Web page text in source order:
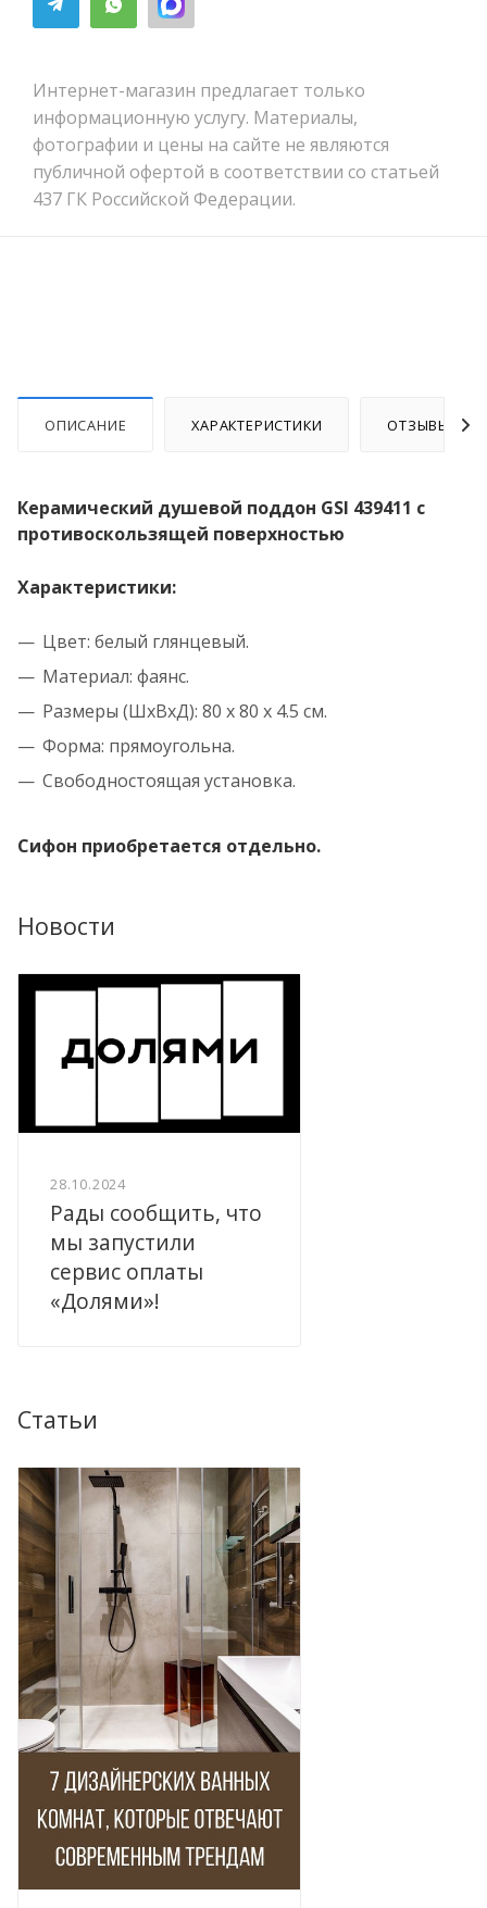
Интернет-магазин предлагает только
информационную услугу. Материалы,
фотографии и цены на сайте не являются
публичной офертой в соответствии со статьей
437 ГК Российской Федерации.
ОПИСАНИЕ ХАРАКТЕРИСТИКИ ОТЗЫВЫ
Керамический душевой поддон GSI 439411 с
противоскользящей поверхностью
Характеристики:
Цвет: белый глянцевый.
Материал: фаянс.
Размеры (ШхВхД): 80 x 80 x 4.5 см.
Форма: прямоугольна.
Свободностоящая установка.
Сифон приобретается отдельно.
Новости
28.10.2024
Рады сообщить, что
мы запустили
сервис оплаты
«Долями»!
Статьи